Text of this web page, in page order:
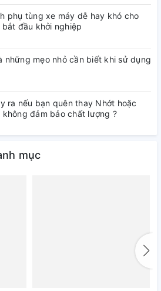
phụ tùng xe máy dễ hay khó cho
bắt đầu khởi nghiệp
những mẹo nhỏ cần biết khi sử dụng
ra nếu bạn quên thay Nhớt hoặc
đảm bảo chất lượng ?
mục